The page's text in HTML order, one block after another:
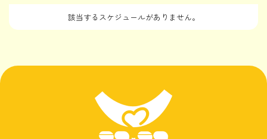
該当するスケジュールがありません。